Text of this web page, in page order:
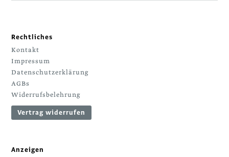
Rechtliches
Kontakt
Impressum
Datenschutzerklärung
AGBs
Widerrufsbelehrung
Vertrag widerrufen
Anzeigen